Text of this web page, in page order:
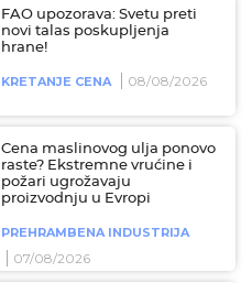
FAO upozorava: Svetu preti
novi talas poskupljenja
hrane!
KRETANJE CENA 08/08/2026
Cena maslinovog ulja ponovo
raste? Ekstremne vrućine i
požari ugrožavaju
proizvodnju u Evropi
PREHRAMBENA INDUSTRIJA
07/08/2026